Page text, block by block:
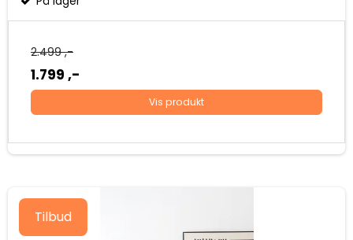
2.499 ,-
1.799 ,-
Vis produkt
Tilbud